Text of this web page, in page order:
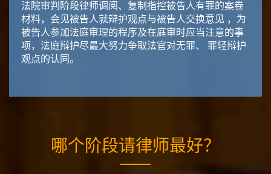
法院审判阶段律师调阅、复制指控被告人有罪的案卷
材料，会见被告人就辩护观点与被告人交换意见 ，为
被告人参加法庭审理的程序及在庭审时应当注意的事
项，法庭辩护尽最大努力争取法官对无罪、 罪轻辩护
观点的认同。
哪个阶段请律师最好？